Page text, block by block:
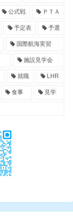
公式戦 ＰＴＡ
予定表 予選
国際航海実習
施設見学会
就職 LHR
食事 見学